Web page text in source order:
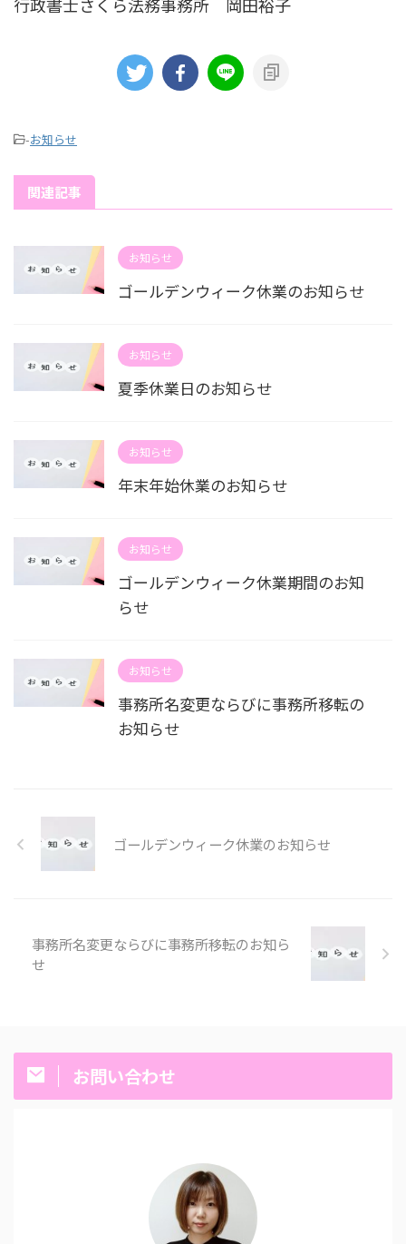
-お知らせ
関連記事
お知らせ
ゴールデンウィーク休業のお知らせ
お知らせ
夏季休業日のお知らせ
お知らせ
年末年始休業のお知らせ
お知らせ
ゴールデンウィーク休業期間のお知
らせ
お知らせ
事務所名変更ならびに事務所移転の
お知らせ
ゴールデンウィーク休業のお知らせ
事務所名変更ならびに事務所移転のお知ら
せ
お問い合わせ